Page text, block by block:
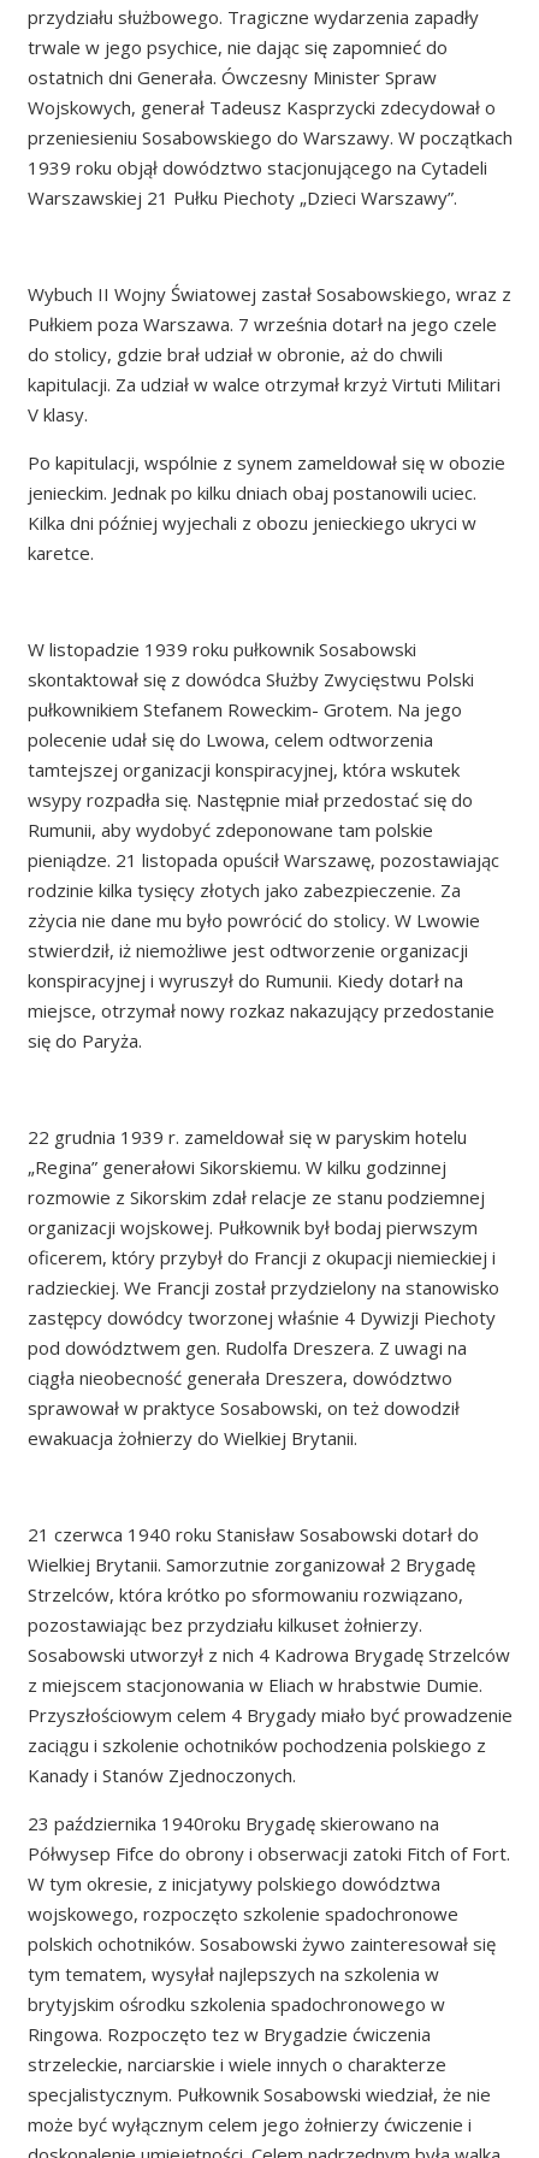
przydziału służbowego. Tragiczne wydarzenia zapadły
trwale w jego psychice, nie dając się zapomnieć do
ostatnich dni Generała. Ówczesny Minister Spraw
Wojskowych, generał Tadeusz Kasprzycki zdecydował o
przeniesieniu Sosabowskiego do Warszawy. W początkach
1939 roku objął dowództwo stacjonującego na Cytadeli
Warszawskiej 21 Pułku Piechoty „Dzieci Warszawy”.
Wybuch II Wojny Światowej zastał Sosabowskiego, wraz z
Pułkiem poza Warszawa. 7 września dotarł na jego czele
do stolicy, gdzie brał udział w obronie, aż do chwili
kapitulacji. Za udział w walce otrzymał krzyż Virtuti Militari
V klasy.
Po kapitulacji, wspólnie z synem zameldował się w obozie
jenieckim. Jednak po kilku dniach obaj postanowili uciec.
Kilka dni później wyjechali z obozu jenieckiego ukryci w
karetce.
W listopadzie 1939 roku pułkownik Sosabowski
skontaktował się z dowódca Służby Zwycięstwu Polski
pułkownikiem Stefanem Roweckim- Grotem. Na jego
polecenie udał się do Lwowa, celem odtworzenia
tamtejszej organizacji konspiracyjnej, która wskutek
wsypy rozpadła się. Następnie miał przedostać się do
Rumunii, aby wydobyć zdeponowane tam polskie
pieniądze. 21 listopada opuścił Warszawę, pozostawiając
rodzinie kilka tysięcy złotych jako zabezpieczenie. Za
zżycia nie dane mu było powrócić do stolicy. W Lwowie
stwierdził, iż niemożliwe jest odtworzenie organizacji
konspiracyjnej i wyruszył do Rumunii. Kiedy dotarł na
miejsce, otrzymał nowy rozkaz nakazujący przedostanie
się do Paryża.
22 grudnia 1939 r. zameldował się w paryskim hotelu
„Regina” generałowi Sikorskiemu. W kilku godzinnej
rozmowie z Sikorskim zdał relacje ze stanu podziemnej
organizacji wojskowej. Pułkownik był bodaj pierwszym
oficerem, który przybył do Francji z okupacji niemieckiej i
radzieckiej. We Francji został przydzielony na stanowisko
zastępcy dowódcy tworzonej właśnie 4 Dywizji Piechoty
pod dowództwem gen. Rudolfa Dreszera. Z uwagi na
ciągła nieobecność generała Dreszera, dowództwo
sprawował w praktyce Sosabowski, on też dowodził
ewakuacja żołnierzy do Wielkiej Brytanii.
21 czerwca 1940 roku Stanisław Sosabowski dotarł do
Wielkiej Brytanii. Samorzutnie zorganizował 2 Brygadę
Strzelców, która krótko po sformowaniu rozwiązano,
pozostawiając bez przydziału kilkuset żołnierzy.
Sosabowski utworzył z nich 4 Kadrowa Brygadę Strzelców
z miejscem stacjonowania w Eliach w hrabstwie Dumie.
Przyszłościowym celem 4 Brygady miało być prowadzenie
zaciągu i szkolenie ochotników pochodzenia polskiego z
Kanady i Stanów Zjednoczonych.
23 października 1940roku Brygadę skierowano na
Półwysep Fifce do obrony i obserwacji zatoki Fitch of Fort.
W tym okresie, z inicjatywy polskiego dowództwa
wojskowego, rozpoczęto szkolenie spadochronowe
polskich ochotników. Sosabowski żywo zainteresował się
tym tematem, wysyłał najlepszych na szkolenia w
brytyjskim ośrodku szkolenia spadochronowego w
Ringowa. Rozpoczęto tez w Brygadzie ćwiczenia
strzeleckie, narciarskie i wiele innych o charakterze
specjalistycznym. Pułkownik Sosabowski wiedział, że nie
może być wyłącznym celem jego żołnierzy ćwiczenie i